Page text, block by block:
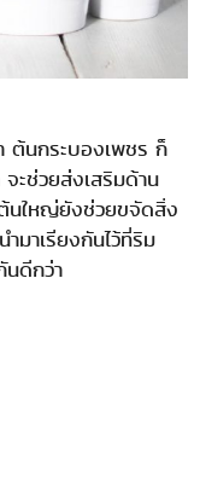
ต้นกระบองเพชร ก็
ะช่วยส่งเสริมด้าน
นใหญ่ยังช่วยขจัดสิ่ง
มาเรียงกันไว้ที่ริม
ดีกว่า